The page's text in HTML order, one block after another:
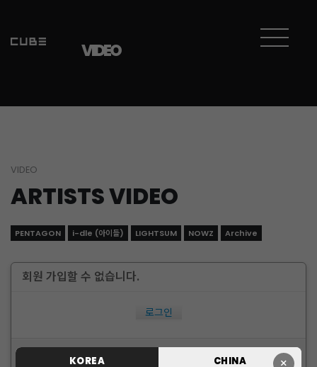
×
KOREA CHINA
VIDEO
VIDEO
ARTISTS VIDEO
PENTAGON i-dle (아이들) LIGHTSUM NOWZ Archive
회원 가입할 수 없습니다.
로그인
ID/PW 찾기| 회원가입